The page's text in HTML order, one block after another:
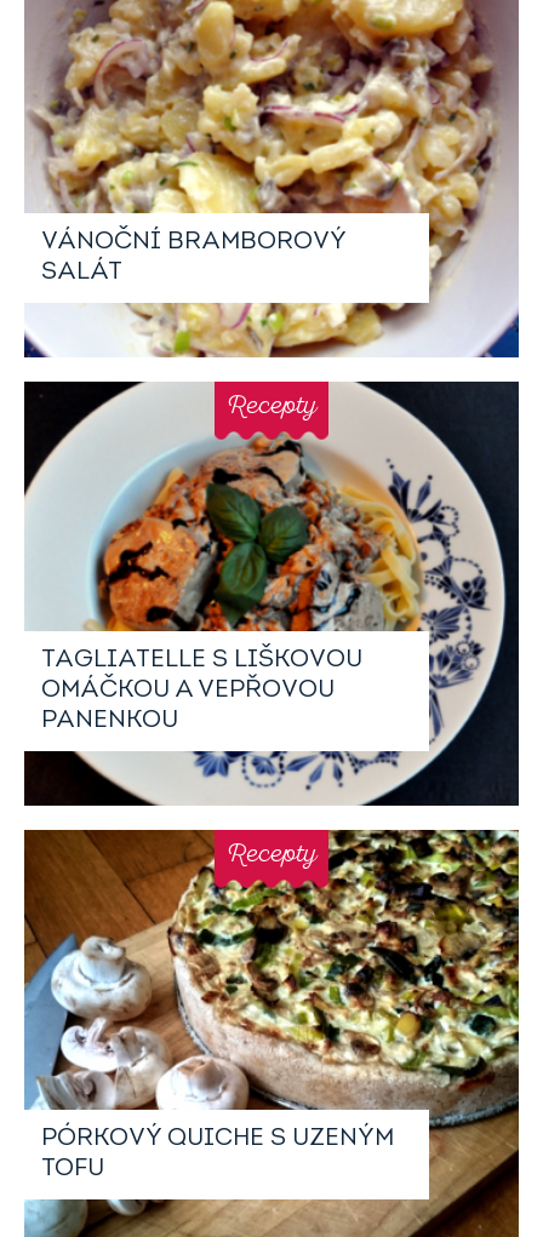
VÁNOČNÍ BRAMBOROVÝ
SALÁT
TAGLIATELLE S LIŠKOVOU
OMÁČKOU A VEPŘOVOU
PANENKOU
Recepty
PÓRKOVÝ QUICHE S UZENÝM
TOFU
Recepty